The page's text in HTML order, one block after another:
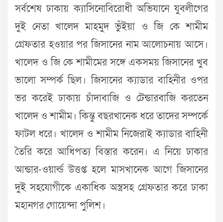
সর্বশেষ ঢাকায় ক্যাসিনোবিরোধী অভিযানে যুবলীগের
দুই নেতা খালেদ মাহমুদ ভুঁইয়া ও জি কে শামীম
গ্রেফতার হওয়ার পর জিসানের নাম আলোচনায় আসে।
খালেদ ও জি কে শামীমের সঙ্গে একসময় জিসানের খুব
ভালো সম্পর্ক ছিল। জিসানের ক্যাডার বাহিনীর ওপর
ভর করেই ঢাকায় চাঁদাবাজি ও টেন্ডারবাজি করতেন
খালেদ ও শামীম। কিন্তু বছরখানেক ধরে তাদের সম্পর্কে
ফাটল ধরে। খালেদ ও শামীম নিজেরাই ক্যাডার বাহিনী
তৈরি করে আধিপত্য বিস্তার করেন। এ নিয়ে ঢাকার
আন্ডার-ওয়ার্ল্ড উত্তপ্ত হলে মাসখানেক আগে জিসানের
দুই সহযোগীকে একাধিক অস্ত্রসহ গ্রেফতার করে ঢাকা
মহানগর গোয়েন্দা পুলিশ।